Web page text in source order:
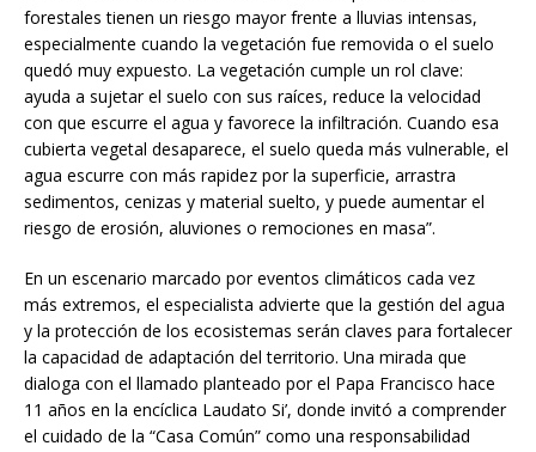
forestales tienen un riesgo mayor frente a lluvias intensas,
especialmente cuando la vegetación fue removida o el suelo
quedó muy expuesto. La vegetación cumple un rol clave:
ayuda a sujetar el suelo con sus raíces, reduce la velocidad
con que escurre el agua y favorece la infiltración. Cuando esa
cubierta vegetal desaparece, el suelo queda más vulnerable, el
agua escurre con más rapidez por la superficie, arrastra
sedimentos, cenizas y material suelto, y puede aumentar el
riesgo de erosión, aluviones o remociones en masa”.
En un escenario marcado por eventos climáticos cada vez
más extremos, el especialista advierte que la gestión del agua
y la protección de los ecosistemas serán claves para fortalecer
la capacidad de adaptación del territorio. Una mirada que
dialoga con el llamado planteado por el Papa Francisco hace
11 años en la encíclica Laudato Si’, donde invitó a comprender
el cuidado de la “Casa Común” como una responsabilidad